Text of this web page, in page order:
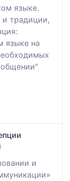
языке.
и традиции,
языке на
общении"
и